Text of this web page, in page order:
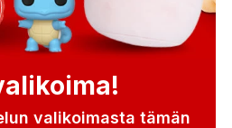
valikoimasta tämän